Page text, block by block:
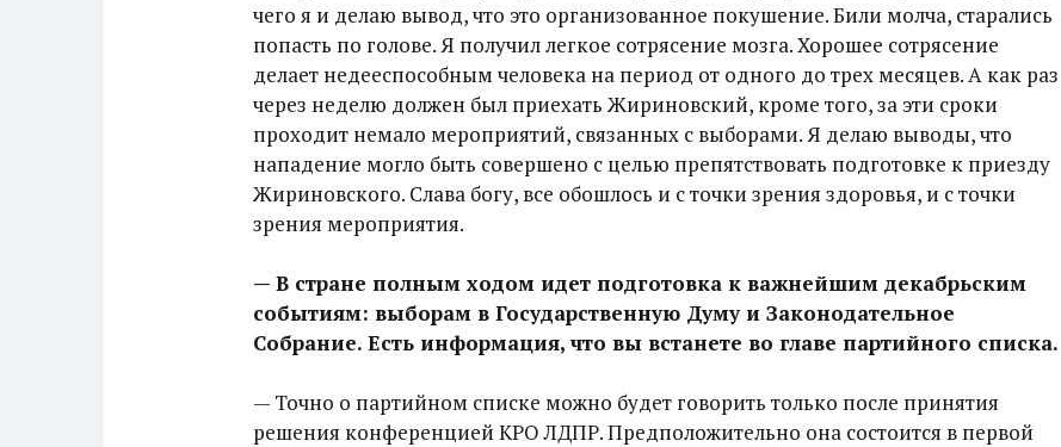
чего я и делаю вывод, что это организованное покушение. Били молча, старались
попасть по голове. Я получил легкое сотрясение мозга. Хорошее сотрясение
делает недееспособным человека на период от одного до трех месяцев. А как раз
через неделю должен был приехать Жириновский, кроме того, за эти сроки
проходит немало мероприятий, связанных с выборами. Я делаю выводы, что
нападение могло быть совершено с целью препятствовать подготовке к приезду
Жириновского. Слава богу, все обошлось и с точки зрения здоровья, и с точки
зрения мероприятия.
— В стране полным ходом идет подготовка к важнейшим декабрьским
событиям: выборам в Государственную Думу и Законодательное
Собрание. Есть информация, что вы встанете во главе партийного списка.
— Точно о партийном списке можно будет говорить только после принятия
решения конференцией КРО ЛДПР. Предположительно она состоится в первой